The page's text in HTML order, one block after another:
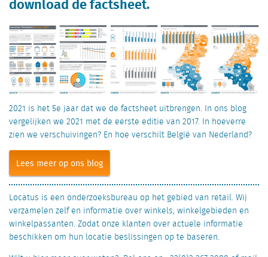
2021 is het 5e jaar dat we de factsheet uitbrengen. In ons blog
vergelijken we 2021 met de eerste editie van 2017. In hoeverre
zien we verschuivingen? En hoe verschilt België van Nederland?
Lees meer op ons blog
Locatus is een onderzoeksbureau op het gebied van retail. Wij
verzamelen zelf en informatie over winkels, winkelgebieden en
winkelpassanten. Zodat onze klanten over actuele informatie
beschikken om hun locatie beslissingen op te baseren.